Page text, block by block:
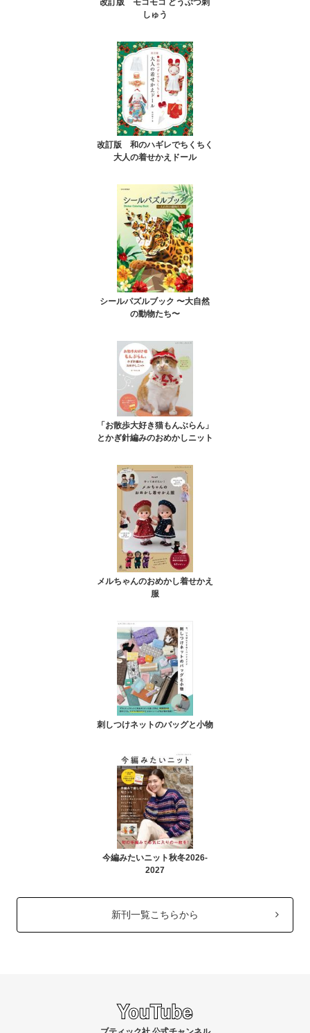
改訂版 モコモコ どうぶつ刺
しゅう
改訂版 和のハギレでちくちく
大人の着せかえドール
シールパズルブック 〜大自然
の動物たち〜
「お散歩大好き猫もんぶらん」
とかぎ針編みのおめかしニット
メルちゃんのおめかし着せかえ
服
刺しつけネットのバッグと小物
今編みたいニット秋冬2026-
2027
新刊一覧こちらから